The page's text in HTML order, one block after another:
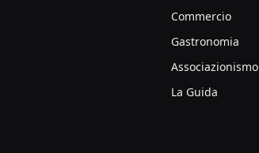
Commercio
Gastronomia
Associazionismo
La Guida